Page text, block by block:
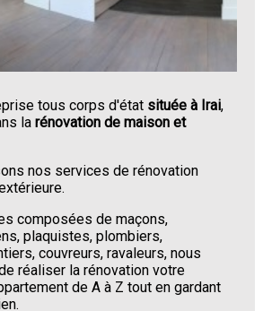
tous corps d'état située à Irai,
larénovation de maison et
nos services de rénovation
composées de maçons,
plaquistes, plombiers,
couvreurs, ravaleurs, nous
réaliser la rénovation votre
de A à Z tout en gardant